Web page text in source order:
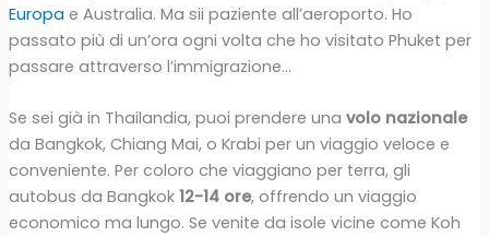
Europa e Australia. Ma sii paziente all’aeroporto. Ho
passato più di un’ora ogni volta che ho visitato Phuket per
passare attraverso l’immigrazione…
Se sei già in Thailandia, puoi prendere una volo nazionale
da Bangkok, Chiang Mai, o Krabi per un viaggio veloce e
conveniente. Per coloro che viaggiano per terra, gli
autobus da Bangkok 12-14 ore, offrendo un viaggio
economico ma lungo. Se venite da isole vicine come Koh